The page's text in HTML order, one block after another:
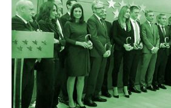
TECNOLOGÍA
EN
ANGIOGRAFÍA